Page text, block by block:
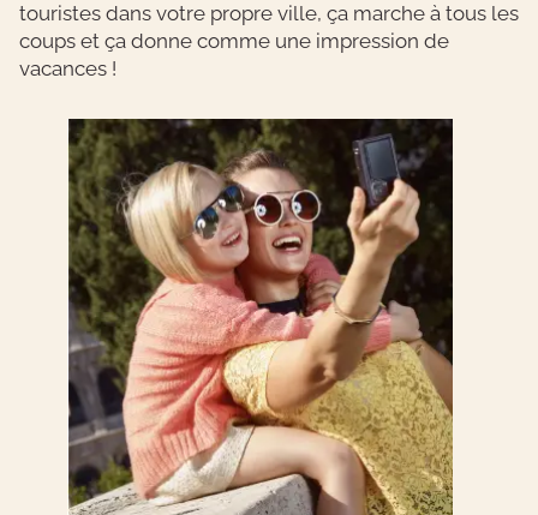
touristes dans votre propre ville, ça marche à tous les
coups et ça donne comme une impression de
vacances !